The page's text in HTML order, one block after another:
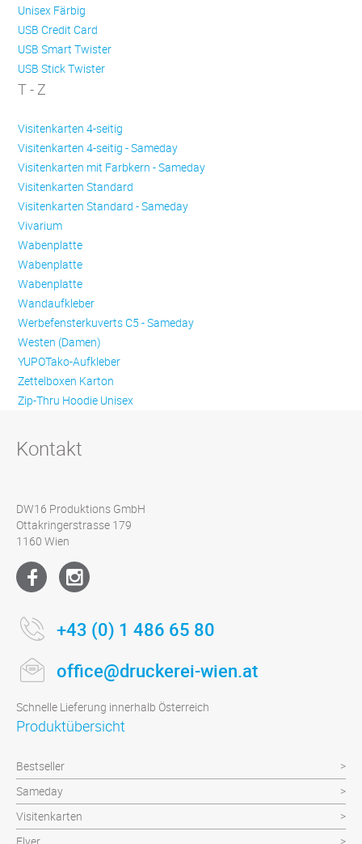
Unisex Färbig
USB Credit Card
USB Smart Twister
USB Stick Twister
T - Z
Visitenkarten 4-seitig
Visitenkarten 4-seitig - Sameday
Visitenkarten mit Farbkern - Sameday
Visitenkarten Standard
Visitenkarten Standard - Sameday
Vivarium
Wabenplatte
Wabenplatte
Wabenplatte
Wandaufkleber
Werbefensterkuverts C5 - Sameday
Westen (Damen)
YUPOTako-Aufkleber
Zettelboxen Karton
Zip-Thru Hoodie Unisex
Kontakt
DW16 Produktions GmbH
Ottakringerstrasse 179
1160 Wien
+43 (0) 1 486 65 80
office@druckerei-wien.at
Schnelle Lieferung innerhalb Österreich
Produktübersicht
Bestseller
Sameday
Visitenkarten